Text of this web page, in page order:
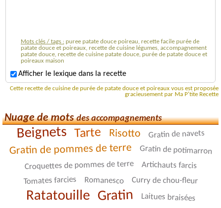
Mots clés / tags : puree patate douce poireau, recette facile purée de
patate douce et poireaux, recette de cuisine légumes, accompagnement
patate douce, recette de cuisine patate douce, purée de patate douce et
poireaux maison
Afficher le lexique dans la recette
Cette recette de cuisine de purée de patate douce et poireaux vous est proposée
gracieusement par Ma P'tite Recette
Nuage de motsdes accompagnements
Beignets Tarte Risotto Gratin de navets
Gratin de pommes de terre Gratin de potimarron
Croquettes de pommes de terre Artichauts farcis
Tomates farcies Romanesco Curry de chou-fleur
Ratatouille Gratin Laitues braisées